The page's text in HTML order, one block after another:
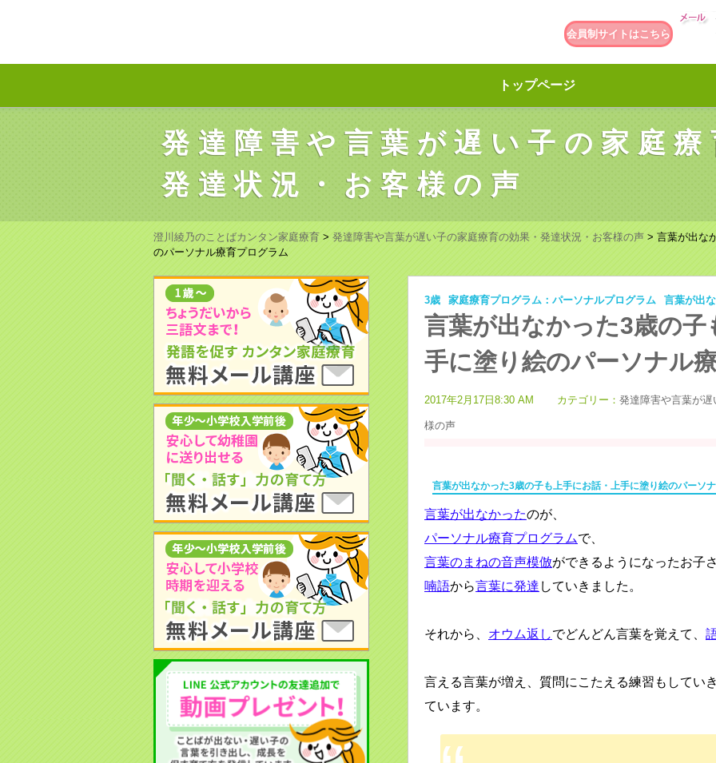
会員制サイトはこちら
トップページ
発達障害や言葉が遅い子の家庭
発達状況・お客様の声
澄川綾乃のことばカンタン家庭療育 > 発達障害や言葉が遅い子の家庭療育の効果・発達状況・お客様の声 > 言葉が出な
のパーソナル療育プログラム
3歳 家庭療育プログラム：パーソナルプログラム 言葉が出
言葉が出なかった3歳の子
手に塗り絵のパーソナル
2017年2月17日8:30 AM カテゴリー： 発達障害や言葉が
様の声
言葉が出なかった3歳の子も上手にお話・上手に塗り絵のパーソ
言葉が出なかったのが、
パーソナル療育プログラムで、
言葉のまねの音声模倣ができるようになったお子
喃語から言葉に発達 していきました。
それから、 オウム返しでどんどん言葉を覚えて、
言える言葉が増え、質問にこたえる練習もしてい
ています。